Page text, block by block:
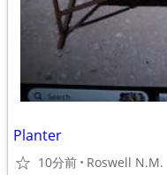
Planter
10分前 Roswell N.M.